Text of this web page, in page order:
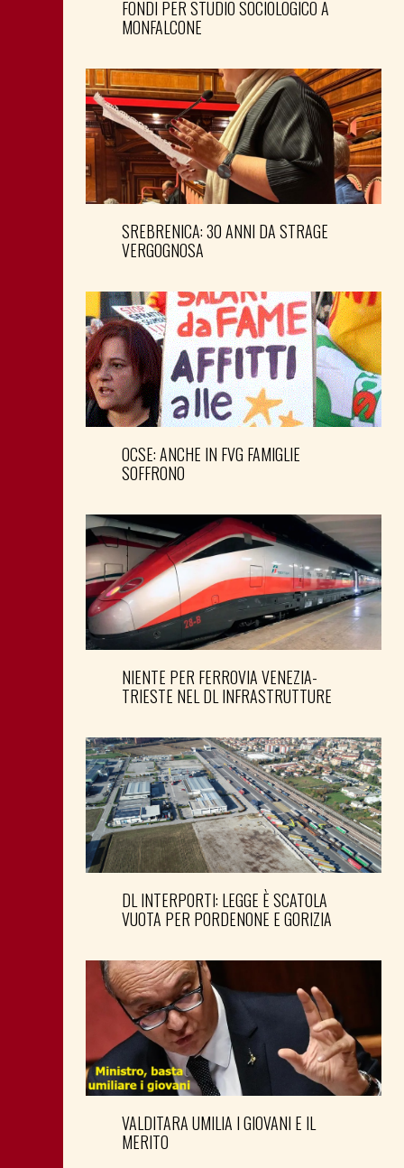
FONDI PER STUDIO SOCIOLOGICO A
MONFALCONE
SREBRENICA: 30 ANNI DA STRAGE
VERGOGNOSA
OCSE: ANCHE IN FVG FAMIGLIE
SOFFRONO
NIENTE PER FERROVIA VENEZIA-
TRIESTE NEL DL INFRASTRUTTURE
DL INTERPORTI: LEGGE È SCATOLA
VUOTA PER PORDENONE E GORIZIA
VALDITARA UMILIA I GIOVANI E IL
MERITO